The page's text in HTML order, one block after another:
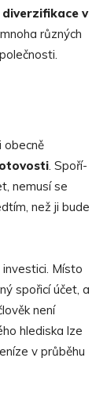
diverzifikace v
různých
obecně
. Spoří-
nemusí se
než ji bude
Místo
spořicí účet, a
není
hlediska lze
v průběhu